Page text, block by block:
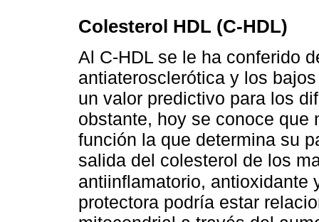
Colesterol HDL (C-HDL)
Al C-HDL se le ha conferido
antiaterosclerótica y los
un valor predictivo para los
obstante, hoy se conoce que
función la que determina su
salida del colesterol de los
antiinflamatorio, antioxidante
protectora podría estar